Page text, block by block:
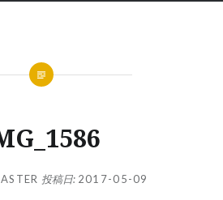
投稿日: 2017-05-09